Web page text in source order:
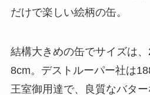
だけで楽しい絵柄の缶。
結構大きめの缶でサイズは
8cm。デストルーパー社は
王室御用達で、良質なバタ